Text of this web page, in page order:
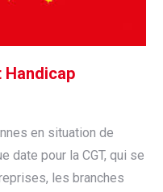
Handicap
en situation de
date pour la CGT, qui se
les branches